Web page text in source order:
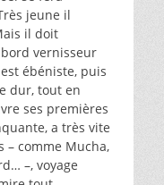
jeune il
il doit
vernisseur
ébéniste, puis
dur, tout en
ses premières
a très vite
– comme Mucha,
–, voyage